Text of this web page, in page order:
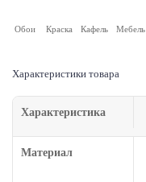
Обои Краска Кафель Мебель
Характеристики товара
Характеристика
Материал